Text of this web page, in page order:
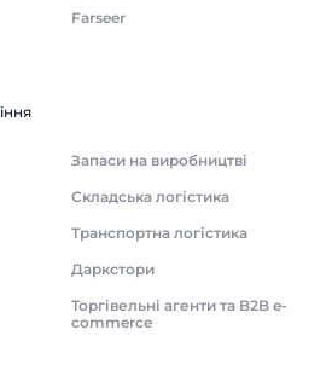
Farseer
Запаси на виробництві
Складська логістика
Транспортна логістика
Даркстори
Торгівельні агенти та B2B e-
commerce